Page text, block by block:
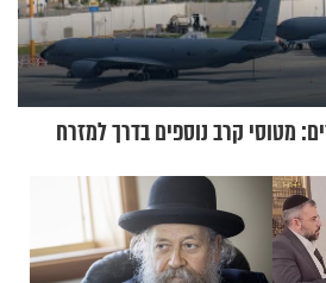
מטוסי קרב נוספים בדרך למזרח